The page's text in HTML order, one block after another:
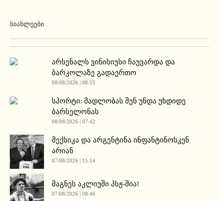
ᲡᲘᲐᲮᲚᲔᲔᲑᲘ
არსენალს ვინისიუსი ჩაუვარდა და
ბარკოლაზე გადაერთო
08/08/2026 | 08:55
სპორტი: მადლობას შენ უნდა უხდიდე
ბარსელონას
08/08/2026 | 07:42
მექსიკა და არგენტინა ინფანტინოსკენ
არიან
07/08/2026 | 15:14
მაგნეს აკლიუში პსჟ-შია!
07/08/2026 | 08:46